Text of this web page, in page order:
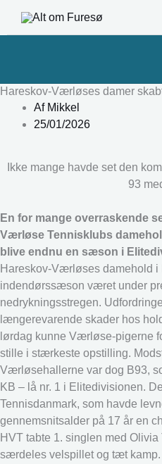
Hareskov-Værløses damer
AfMikkel
25/01/2026
Ikke mange havde set den
93
En for mange overraskende
Værløse Tennisklubs
blive endnu en sæson i
Hareskov-Værløses damehold
indendørssæson været under
nedrykningsstregen.
længerevarende skader hos
lørdag kunne Værløse-pigerne
stille i stærkeste opstilling.
Værløsehallerne var dog B93,
KB – lå nr. 1 i Elitedivisionen.
Tennisdanmark, som havde
gennemsnitsalder på 17 år en
HVT tabte 1. singlen med
særdeles velspillet og tæt